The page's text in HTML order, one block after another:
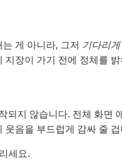
게 아니라, 그저 기다리게
장이 가기 전에 정체를
지 않습니다. 전체 화면
음을 부드럽게 감싸 줄
세요.